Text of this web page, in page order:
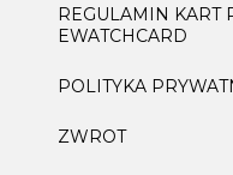
REGULAMIN KART
EWATCHCARD
POLITYKA
ZWROT